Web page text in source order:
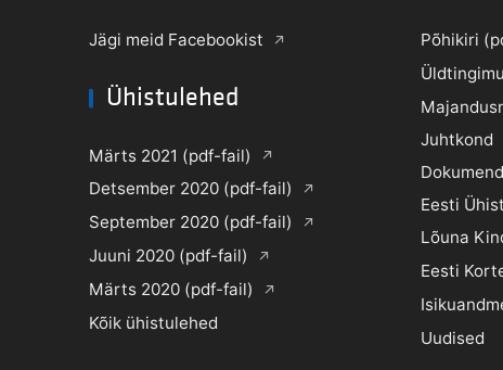
Jägi meid Facebookist
Ühistulehed
Märts 2021 (pdf-fail)
Detsember 2020 (pdf-fail)
September 2020 (pdf-fail)
Juuni 2020 (pdf-fail)
Märts 2020 (pdf-fail)
Kõik ühistulehed
Põhikiri
Juhtkond
Eesti
Lõuna
Eesti
Uudised